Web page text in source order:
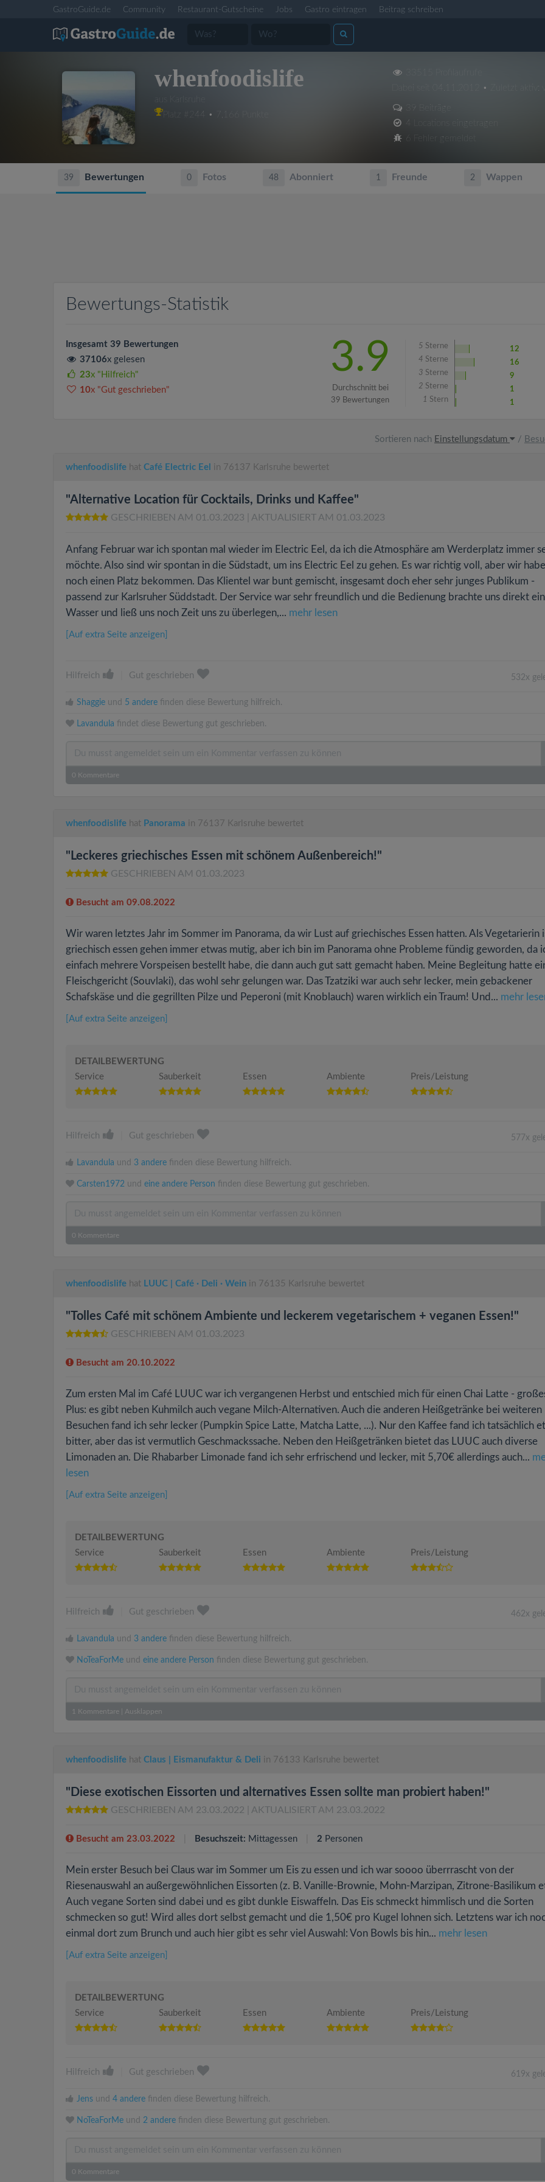
GastroGuide.de Community Restaurant-Gutscheine Jobs Gastro eintragen Beitrag schreiben
whenfoodislife
Platz #244 • 7,166 Punkte
Dabei seit 04.11.2012 • Zuletzt aktiv:
39 Beiträge
4 Locations eingetragen
6 Fehler gemeldet
39 Bewertungen 0 Fotos 48 Abonniert 1 Freunde 2 Wappen
Bewertungs-Statistik
Insgesamt 39 Bewertungen
37106x gelesen
23x "Hilfreich"
10x "Gut geschrieben"
3.9
Durchschnitt bei
39 Bewertungen
5 Sterne
12
4 Sterne
16
3 Sterne
9
2 Sterne
1
1 Stern 1
Sortieren nach Einstellungsdatum /
whenfoodislife hat Café Electric Eel in 76137 Karlsruhe bewertet
"Alternative Location für Cocktails, Drinks und Kaffee"
GESCHRIEBEN AM 01.03.2023 | AKTUALISIERT AM 01.03.2023
Anfang Februar war ich spontan mal wieder im Electric Eel, da ich die Atmosphäre am Werderplatz immer
möchte. Also sind wir spontan in die Südstadt, um ins Electric Eel zu gehen. Es war richtig voll, aber wir
noch einen Platz bekommen. Das Klientel war bunt gemischt, insgesamt doch eher sehr junges Publikum -
passend zur Karlsruher Süddstadt. Der Service war sehr freundlich und die Bedienung brachte uns direkt
Wasser und ließ uns noch Zeit uns zu überlegen,... mehr lesen
[Auf extra Seite anzeigen]
Hilfreich Gut geschrieben 532x
Shaggie und 5 andere finden diese Bewertung hilfreich.
Lavandula findet diese Bewertung gut geschrieben.
0 Kommentare
whenfoodislife hat Panorama in 76137 Karlsruhe bewertet
"Leckeres griechisches Essen mit schönem Außenbereich!"
GESCHRIEBEN AM 01.03.2023
Besucht am 09.08.2022
Wir waren letztes Jahr im Sommer im Panorama, da wir Lust auf griechisches Essen hatten. Als Vegetarierin
griechisch essen gehen immer etwas mutig, aber ich bin im Panorama ohne Probleme fündig geworden, da
einfach mehrere Vorspeisen bestellt habe, die dann auch gut satt gemacht haben. Meine Begleitung hatte
Fleischgericht (Souvlaki), das wohl sehr gelungen war. Das Tzatziki war auch sehr lecker, mein gebackener
Schafskäse und die gegrillten Pilze und Peperoni (mit Knoblauch) waren wirklich ein Traum! Und... mehr
[Auf extra Seite anzeigen]
DETAILBEWERTUNG
Service
Sauberkeit Essen Ambiente Preis/Leistung
Hilfreich Gut geschrieben 577x
Lavandula und 3 andere finden diese Bewertung hilfreich.
Carsten1972 und eine andere Person finden diese Bewertung gut geschrieben.
0 Kommentare
whenfoodislife hat LUUC | Café · Deli · Wein in 76135 Karlsruhe bewertet
"Tolles Café mit schönem Ambiente und leckerem vegetarischem + veganen Essen!"
GESCHRIEBEN AM 01.03.2023
Besucht am 20.10.2022
Zum ersten Mal im Café LUUC war ich vergangenen Herbst und entschied mich für einen Chai Latte -
Plus: es gibt neben Kuhmilch auch vegane Milch-Alternativen. Auch die anderen Heißgetränke bei weiteren
Besuchen fand ich sehr lecker (Pumpkin Spice Latte, Matcha Latte, ...). Nur den Kaffee fand ich tatsächlich
bitter, aber das ist vermutlich Geschmackssache. Neben den Heißgetränken bietet das LUUC auch diverse
Limonaden an. Die Rhabarber Limonade fand ich sehr erfrischend und lecker, mit 5,70€ allerdings auch...
lesen
[Auf extra Seite anzeigen]
DETAILBEWERTUNG
Service
Sauberkeit Essen Ambiente Preis/Leistung
Hilfreich Gut geschrieben 462x
Lavandula und 3 andere finden diese Bewertung hilfreich.
NoTeaForMe und eine andere Person finden diese Bewertung gut geschrieben.
1 Kommentare Ausklappen
whenfoodislife hat Claus | Eismanufaktur & Deli in 76133 Karlsruhe bewertet
"Diese exotischen Eissorten und alternatives Essen sollte man probiert haben!"
GESCHRIEBEN AM 23.03.2022 | AKTUALISIERT AM 23.03.2022
Besucht am 23.03.2022 Besuchszeit: Mittagessen 2 Personen
Mein erster Besuch bei Claus war im Sommer um Eis zu essen und ich war soooo überrrascht von der
Riesenauswahl an außergewöhnlichen Eissorten (z. B. Vanille-Brownie, Mohn-Marzipan, Zitrone-Basilikum
Auch vegane Sorten sind dabei und es gibt dunkle Eiswaffeln. Das Eis schmeckt himmlisch und die Sorten
schmecken so gut! Wird alles dort selbst gemacht und die 1,50€ pro Kugel lohnen sich. Letztens war ich
einmal dort zum Brunch und auch hier gibt es sehr viel Auswahl: Von Bowls bis hin... mehr lesen
[Auf extra Seite anzeigen]
DETAILBEWERTUNG
Service
Sauberkeit Essen Ambiente Preis/Leistung
Hilfreich Gut geschrieben 619x
Jens und 4 andere finden diese Bewertung hilfreich.
NoTeaForMe und 2 andere finden diese Bewertung gut geschrieben.
0 Kommentare